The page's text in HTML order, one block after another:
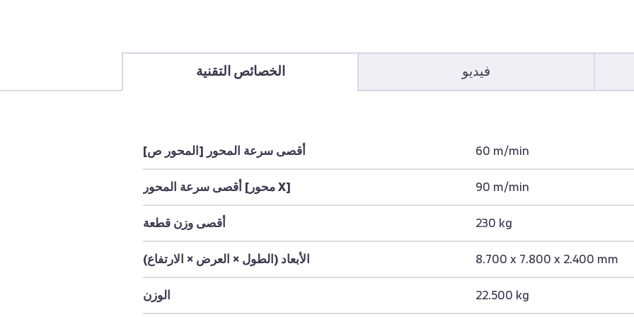
الخصائص التقنية فيديو
أقصى سرعة المحور [المحور ص] 60 m/min
أقصى سرعة المحور [محور X] 90 m/min
أقصى وزن قطعة 230 kg
الأبعاد (الطول × العرض × الارتفاع) 8.700 x 7.800 x 2.400 mm
الوزن 22.500 kg